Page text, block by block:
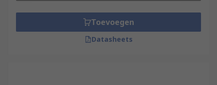
Toevoegen
Datasheets